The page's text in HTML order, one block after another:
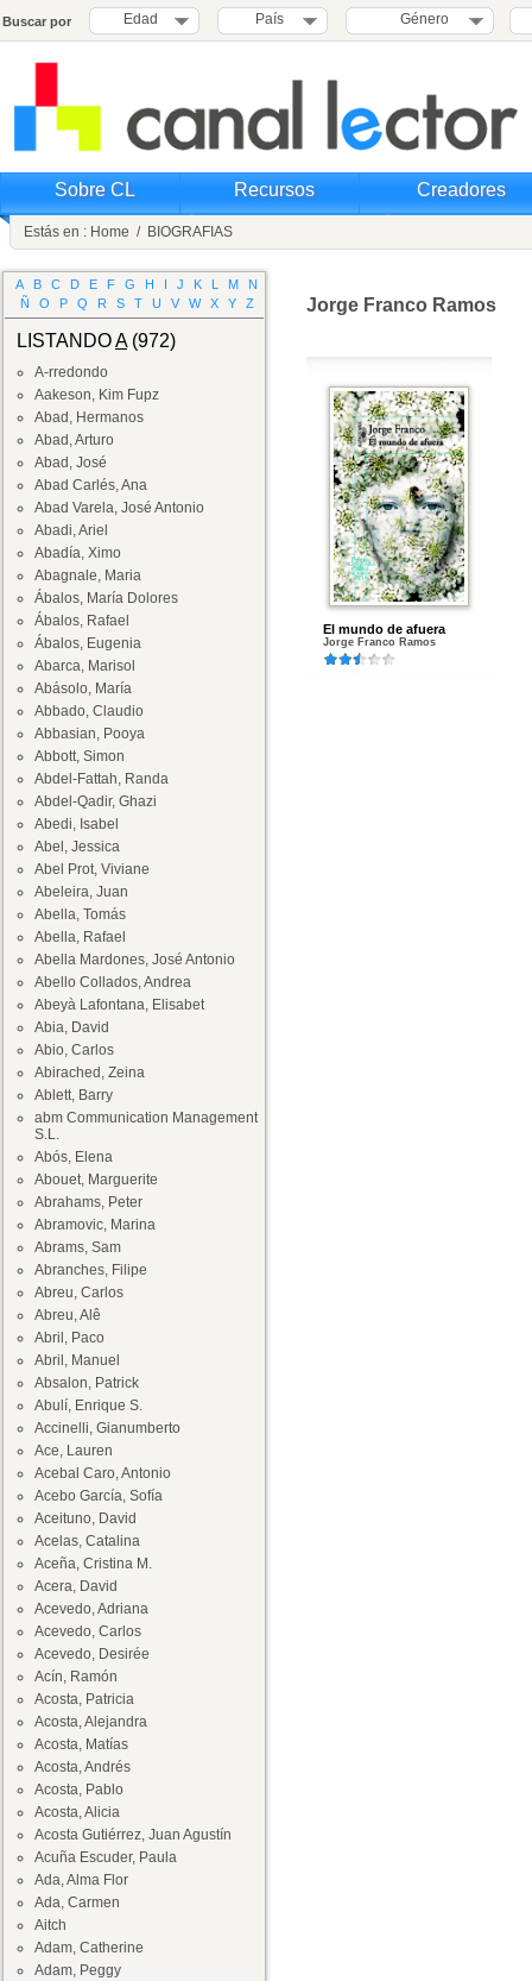
Buscar por Edad País Género
Sobre CL Recursos Creadores
Estás en : Home / BIOGRAFIAS
A B C D E F G H I J K L M
N
Ñ
O P Q R S T U V W X Y Z
LISTANDOA(972)
A-rredondo
Aakeson, Kim Fupz
Abad, Hermanos
Abad, Arturo
Abad, José
Abad Carlés, Ana
Abad Varela, José Antonio
Abadi, Ariel
Abadía, Ximo
Abagnale, Maria
Ábalos, María Dolores
Ábalos, Rafael
Ábalos, Eugenia
Abarca, Marisol
Abásolo, María
Abbado, Claudio
Abbasian, Pooya
Abbott, Simon
Abdel-Fattah, Randa
Abdel-Qadir, Ghazi
Abedi, Isabel
Abel, Jessica
Abel Prot, Viviane
Abeleira, Juan
Abella, Tomás
Abella, Rafael
Abella Mardones, José Antonio
Abello Collados, Andrea
Abeyà Lafontana, Elisabet
Abia, David
Abio, Carlos
Abirached, Zeina
Ablett, Barry
abm Communication Management
S.L.
Abós, Elena
Abouet, Marguerite
Abrahams, Peter
Abramovic, Marina
Abrams, Sam
Abranches, Filipe
Abreu, Carlos
Abreu, Alê
Abril, Paco
Abril, Manuel
Absalon, Patrick
Abulí, Enrique S.
Accinelli, Gianumberto
Ace, Lauren
Acebal Caro, Antonio
Acebo García, Sofía
Aceituno, David
Acelas, Catalina
Aceña, Cristina M.
Acera, David
Acevedo, Adriana
Acevedo, Carlos
Acevedo, Desirée
Acín, Ramón
Acosta, Patricia
Acosta, Alejandra
Acosta, Matías
Acosta, Andrés
Acosta, Pablo
Acosta, Alicia
Acosta Gutiérrez, Juan Agustín
Acuña Escuder, Paula
Ada, Alma Flor
Ada, Carmen
Aitch
Adam, Catherine
Adam, Peggy
Jorge Franco Ramos
El mundo de afuera
Jorge Franco Ramos